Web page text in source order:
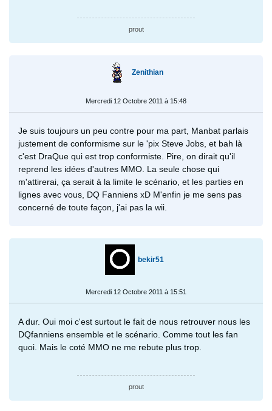
prout
Zenithian
Mercredi 12 Octobre 2011 à 15:48
Je suis toujours un peu contre pour ma part, Manbat parlais
justement de conformisme sur le 'pix Steve Jobs, et bah là
c'est DraQue qui est trop conformiste. Pire, on dirait qu'il
reprend les idées d'autres MMO. La seule chose qui
m'attirerai, ça serait à la limite le scénario, et les parties en
lignes avec vous, DQ Fanniens xD M'enfin je me sens pas
concerné de toute façon, j'ai pas la wii.
bekir51
Mercredi 12 Octobre 2011 à 15:51
A dur. Oui moi c'est surtout le fait de nous retrouver nous les
DQfanniens ensemble et le scénario. Comme tout les fan
quoi. Mais le coté MMO ne me rebute plus trop.
prout